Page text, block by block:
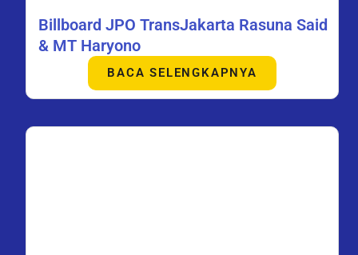
Billboard JPO TransJakarta Rasuna Said
& MT Haryono
BACA SELENGKAPNYA